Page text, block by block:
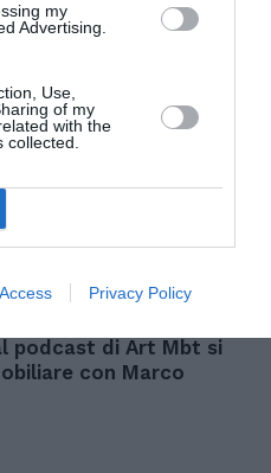
my
Advertising.
Use,
of my
with the
Privacy Policy
sulla terrazza del
Party” di Lillo
podcast di Art Mbt si
con Marco